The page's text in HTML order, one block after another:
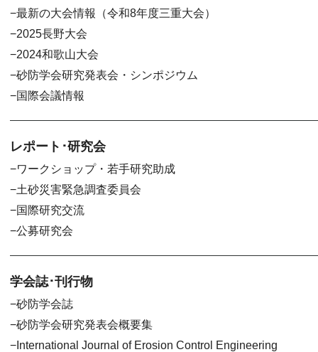
最新の大会情報（令和8年度三重大会）
2025長野大会
2024和歌山大会
砂防学会研究発表会・シンポジウム
国際会議情報
レポート･研究会
ワークショップ・若手研究助成
土砂災害緊急調査委員会
国際研究交流
公募研究会
学会誌･刊行物
砂防学会誌
砂防学会研究発表会概要集
International Journal of Erosion Control Engineering